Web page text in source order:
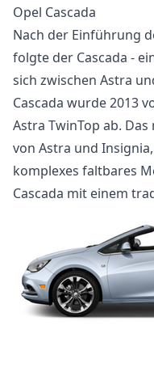
Opel Cascada
Nach der Einführung
folgte der Cascada -
sich zwischen Astra
Cascada wurde 2013
Astra TwinTop ab.
von Astra und
komplexes faltbares
Cascada mit einem